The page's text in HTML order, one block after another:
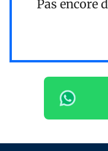
Pas encore